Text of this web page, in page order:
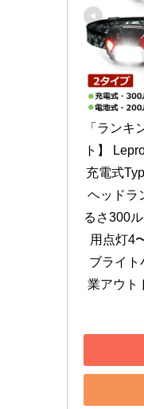
「ランキ
ト】
充電式
ヘッドラ
るさ300
用点灯4
ブライト
業アウト